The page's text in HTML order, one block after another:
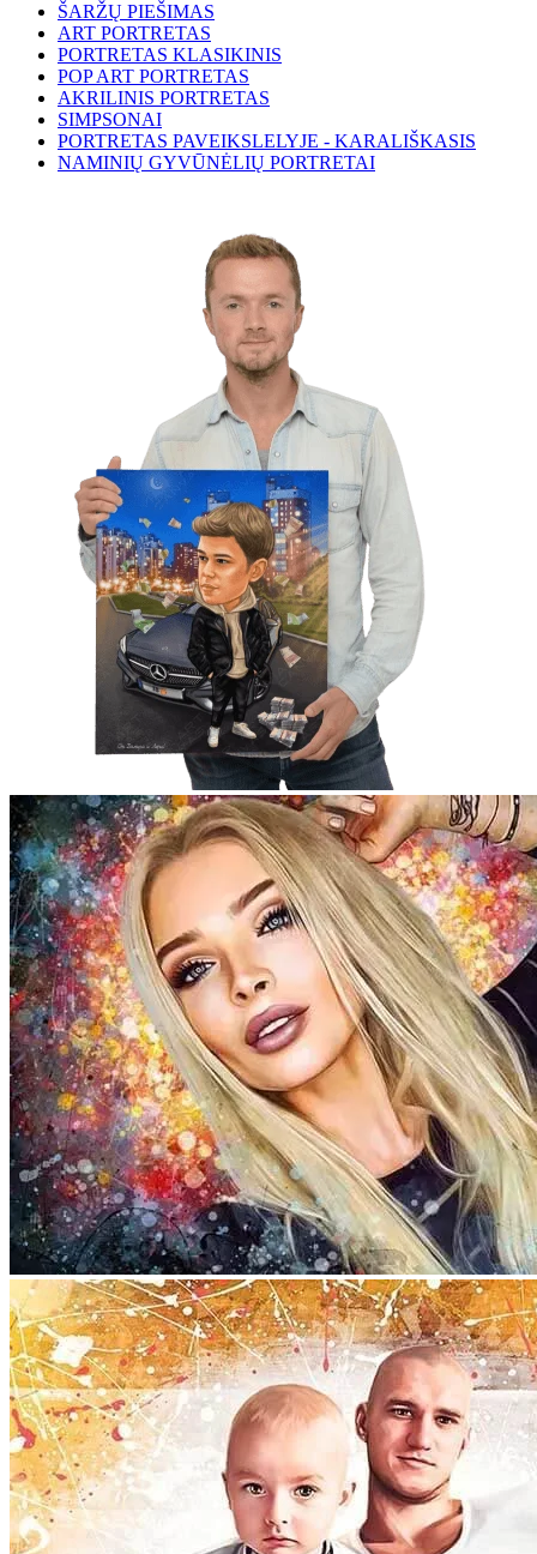
ŠARŽŲ PIEŠIMAS
ART PORTRETAS
PORTRETAS KLASIKINIS
POP ART PORTRETAS
AKRILINIS PORTRETAS
SIMPSONAI
PORTRETAS PAVEIKSLELYJE - KARALIŠKASIS
NAMINIŲ GYVŪNĖLIŲ PORTRETAI